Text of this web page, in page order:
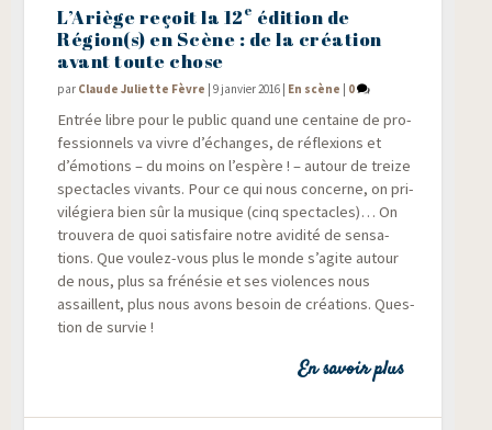
L’Ariège reçoit la 12e édition de
Région(s) en Scène : de la création
avant toute chose
par Claude Juliette Fèvre |9 janvier 2016 En scène 0
Entrée libre pour le public quand une cen­taine de pro­
fes­sion­nels va vivre d’échanges, de réflexions et
d’émotions – du moins on l’espère ! – autour de treize
spec­tacles vivants. Pour ce qui nous concerne, on pri­
vi­lé­gie­ra bien sûr la musique (cinq spec­tacles)… On
trou­ve­ra de quoi satis­faire notre avi­di­té de sen­sa­
tions. Que vou­lez-vous plus le monde s’agite autour
de nous, plus sa fré­né­sie et ses vio­lences nous
assaillent, plus nous avons besoin de créa­tions. Ques­
tion de survie !
En savoir plus